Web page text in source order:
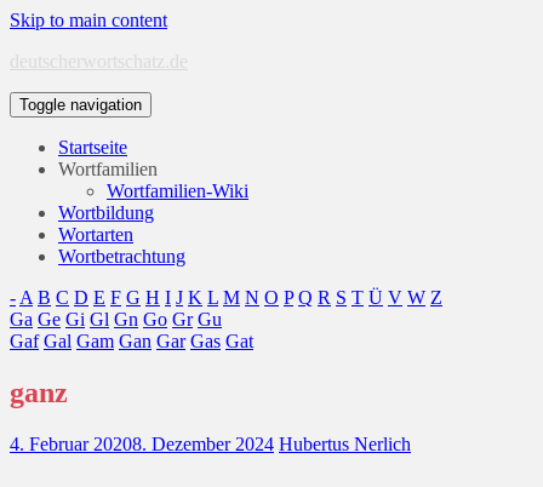
Skip to main content
deutscherwortschatz.de
Toggle navigation
Startseite
Wortfamilien
Wortfamilien-Wiki
Wortbildung
Wortarten
Wortbetrachtung
- A B C D E F G H I J K L M N O P Q R S T Ü V W Z
Ga Ge Gi Gl Gn Go Gr Gu
Gaf Gal Gam Gan Gar Gas Gat
ganz
4. Februar 20208. Dezember 2024 Hubertus Nerlich